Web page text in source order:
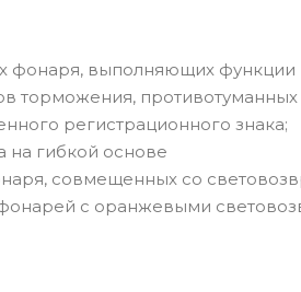
фонаря, выполняющих функции
торможения,
регистрационного знака;
на гибкой основе
совмещенных со
с оранжевыми